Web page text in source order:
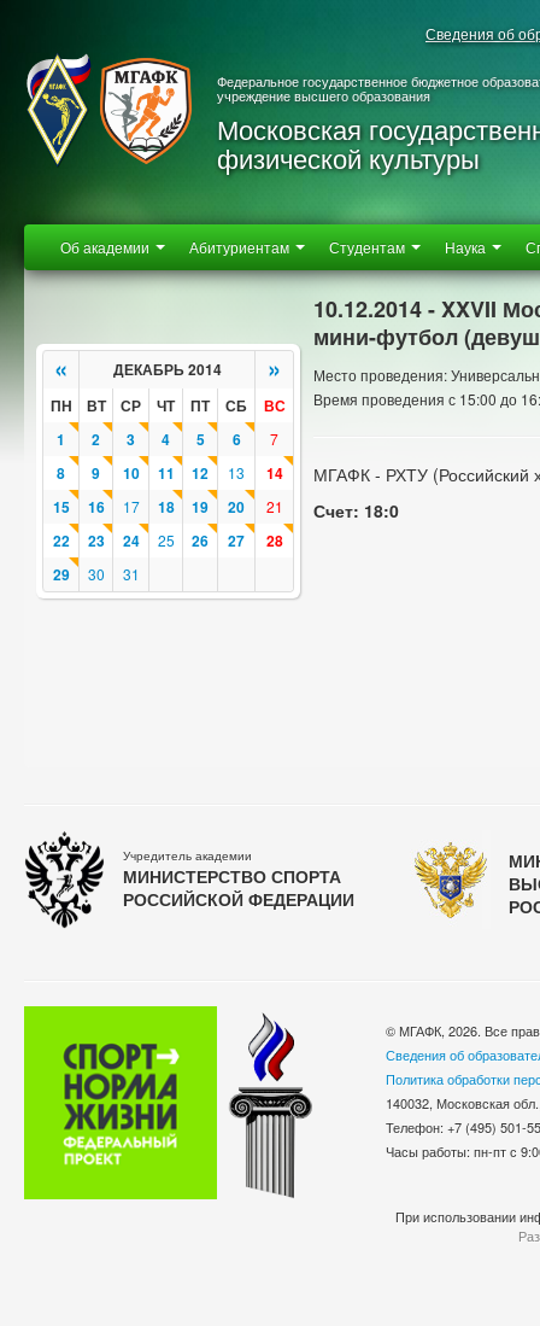
Сведения об
Федеральное государственное бюджетное
учреждение высшего образования
Московская
физической культуры
Об академии Абитуриентам Студентам Наука
« ДЕКАБРЬ 2014 »
ПН ВТ СР ЧТ ПТ СБ
ВС
1
2 3 4 5 6 7
8 9 10 11 12 13
14
15
16 17 18 19 20 21
22 23 24 25 26 27
28
29
30 31
10.12.2014 - XXVII
мини-футбол
Место проведения:
Время проведения с 15:00 до
МГАФК - РХТУ (Российский
Счет: 18:0
Учредитель академии
МИНИСТЕРСТВО СПОРТА
РОССИЙСКОЙ ФЕДЕРАЦИИ
© МГАФК, 2026. Все
Сведения об
Политика обработки
140032, Московская
Телефон: +7 (495)
Часы работы: пн-пт с
При использовании